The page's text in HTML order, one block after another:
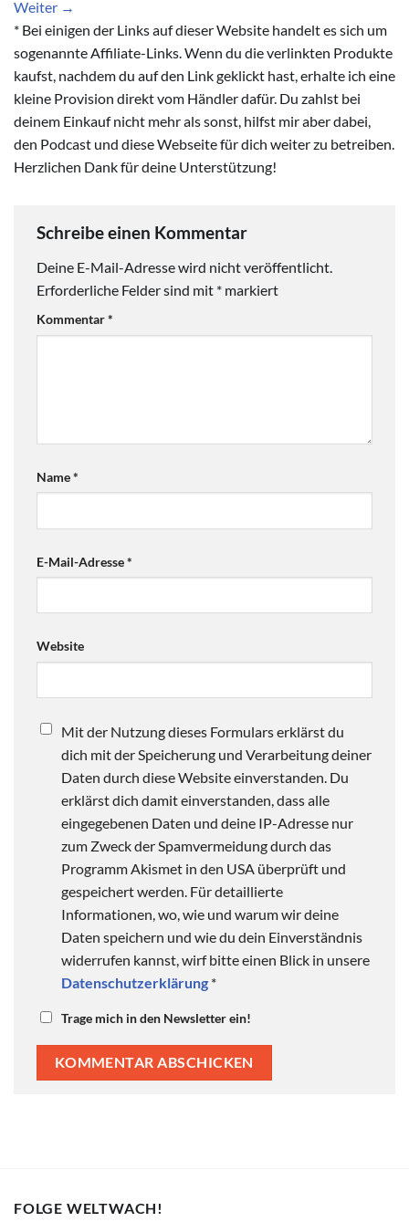
Weiter →
* Bei einigen der Links auf dieser Website handelt es sich um
sogenannte Affiliate-Links. Wenn du die verlinkten Produkte
kaufst, nachdem du auf den Link geklickt hast, erhalte ich eine
kleine Provision direkt vom Händler dafür. Du zahlst bei
deinem Einkauf nicht mehr als sonst, hilfst mir aber dabei,
den Podcast und diese Webseite für dich weiter zu betreiben.
Herzlichen Dank für deine Unterstützung!
Schreibe einen Kommentar
Deine E-Mail-Adresse wird nicht veröffentlicht.
Erforderliche Felder sind mit * markiert
Kommentar*
Name*
E-Mail-Adresse*
Website
Mit der Nutzung dieses Formulars erklärst du
dich mit der Speicherung und Verarbeitung deiner
Daten durch diese Website einverstanden. Du
erklärst dich damit einverstanden, dass alle
eingegebenen Daten und deine IP-Adresse nur
zum Zweck der Spamvermeidung durch das
Programm Akismet in den USA überprüft und
gespeichert werden. Für detaillierte
Informationen, wo, wie und warum wir deine
Daten speichern und wie du dein Einverständnis
widerrufen kannst, wirf bitte einen Blick in unsere
Datenschutzerklärung *
Trage mich in den Newsletter ein!
FOLGE WELTWACH!